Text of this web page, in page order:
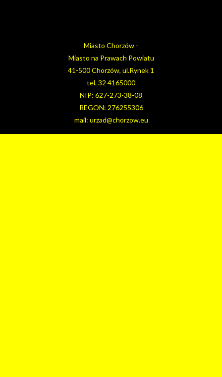
Miasto Chorzów -
Miasto na Prawach Powiatu
41-500 Chorzów, ul.Rynek 1
tel. 32 4165000
NIP: 627-273-38-08
REGON: 276255306
mail: urzad@chorzow.eu